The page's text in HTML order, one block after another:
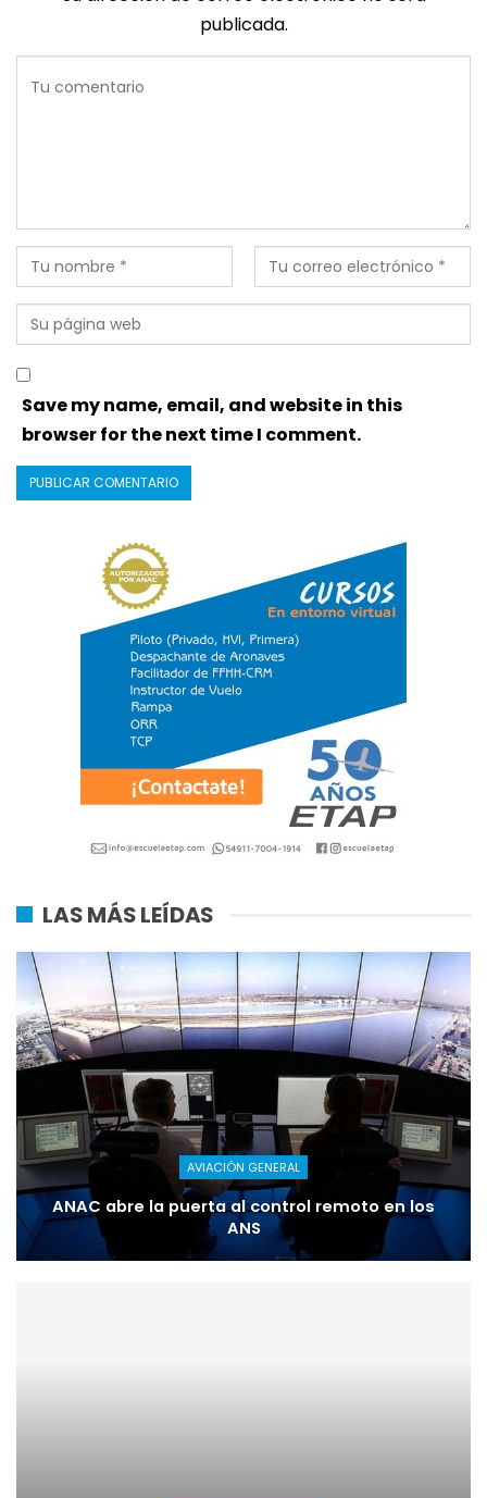
publicada.
Save my name, email, and website in this
browser for the next time I comment.
LAS MÁS LEÍDAS
AVIACIÓN GENERAL
ANAC abre la puerta al control remoto en los
ANS